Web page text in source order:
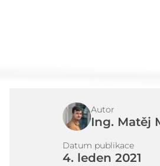
Autor
Ing. Matěj
Datum publikace
4. leden 2021